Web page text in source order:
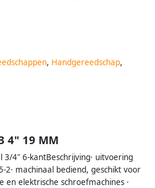
, Handgereedschap,
4" 19 MM
4" 6-kantBeschrijving· uitvoering
2· machinaal bediend, geschikt voor
en elektrische schroefmachines ·